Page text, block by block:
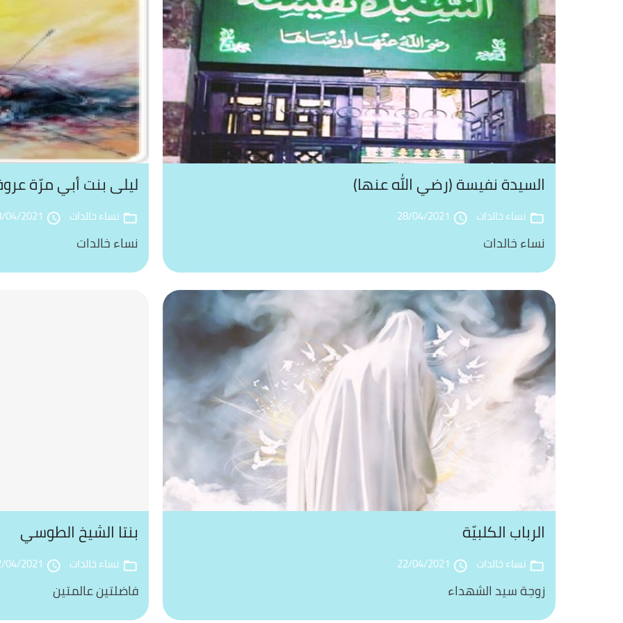
السيدة نفيسة (رضي الله عنها)
folder_open نساء خالدات access_time
28/04/2021
نساء خالدات
ليلى بنت أبي مرّة
folder_open نساء خالدات access_time
04/2021
نساء خالدات
الرباب الكلبيّة
folder_open نساء خالدات access_time
22/04/2021
زوجة سيد الشهداء
بنتا الشيخ الطوسي
folder_open نساء خالدات access_time
04/2021
فاضلتين عالمتين